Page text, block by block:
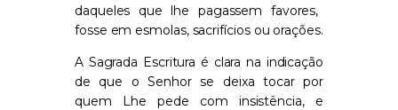
daqueles que lhe pagassem favores,
fosse em esmolas, sacrifícios ou orações.
A Sagrada Escritura é clara na indicação
de que o Senhor se deixa tocar por
quem Lhe pede com insistência, e